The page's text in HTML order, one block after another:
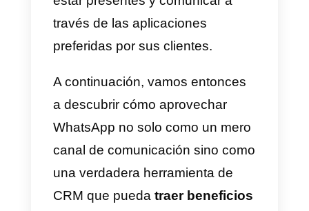
asistencia postventa.
Por esta razón, WhatsApp,
especialmente después del
lanzamiento de su versión
dedicada a las empresas, se
imponiendo cada vez más como
herramienta de CRMen